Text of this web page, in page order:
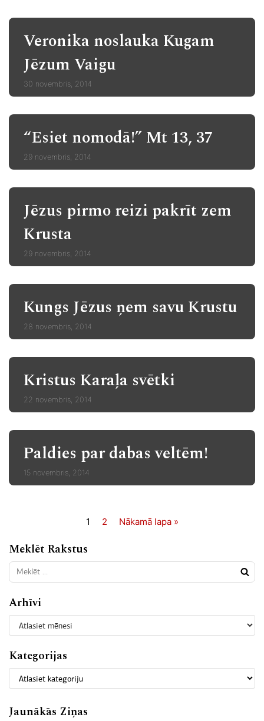
Veronika noslauka Kugam
Jēzum Vaigu
30 novembris, 2014
“Esiet nomodā!” Mt 13, 37
29 novembris, 2014
Jēzus pirmo reizi pakrīt zem
Krusta
29 novembris, 2014
Kungs Jēzus ņem savu Krustu
28 novembris, 2014
Kristus Karaļa svētki
22 novembris, 2014
Paldies par dabas veltēm!
15 novembris, 2014
1 2 Nākamā lapa »
Meklēt Rakstus
Arhīvi
Kategorijas
Jaunākās Ziņas